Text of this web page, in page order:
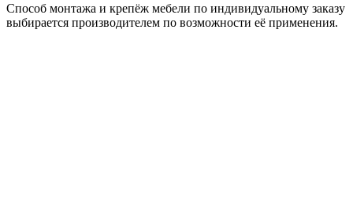
Способ монтажа и крепёж мебели по индивидуальному заказу
выбирается производителем по возможности её применения.